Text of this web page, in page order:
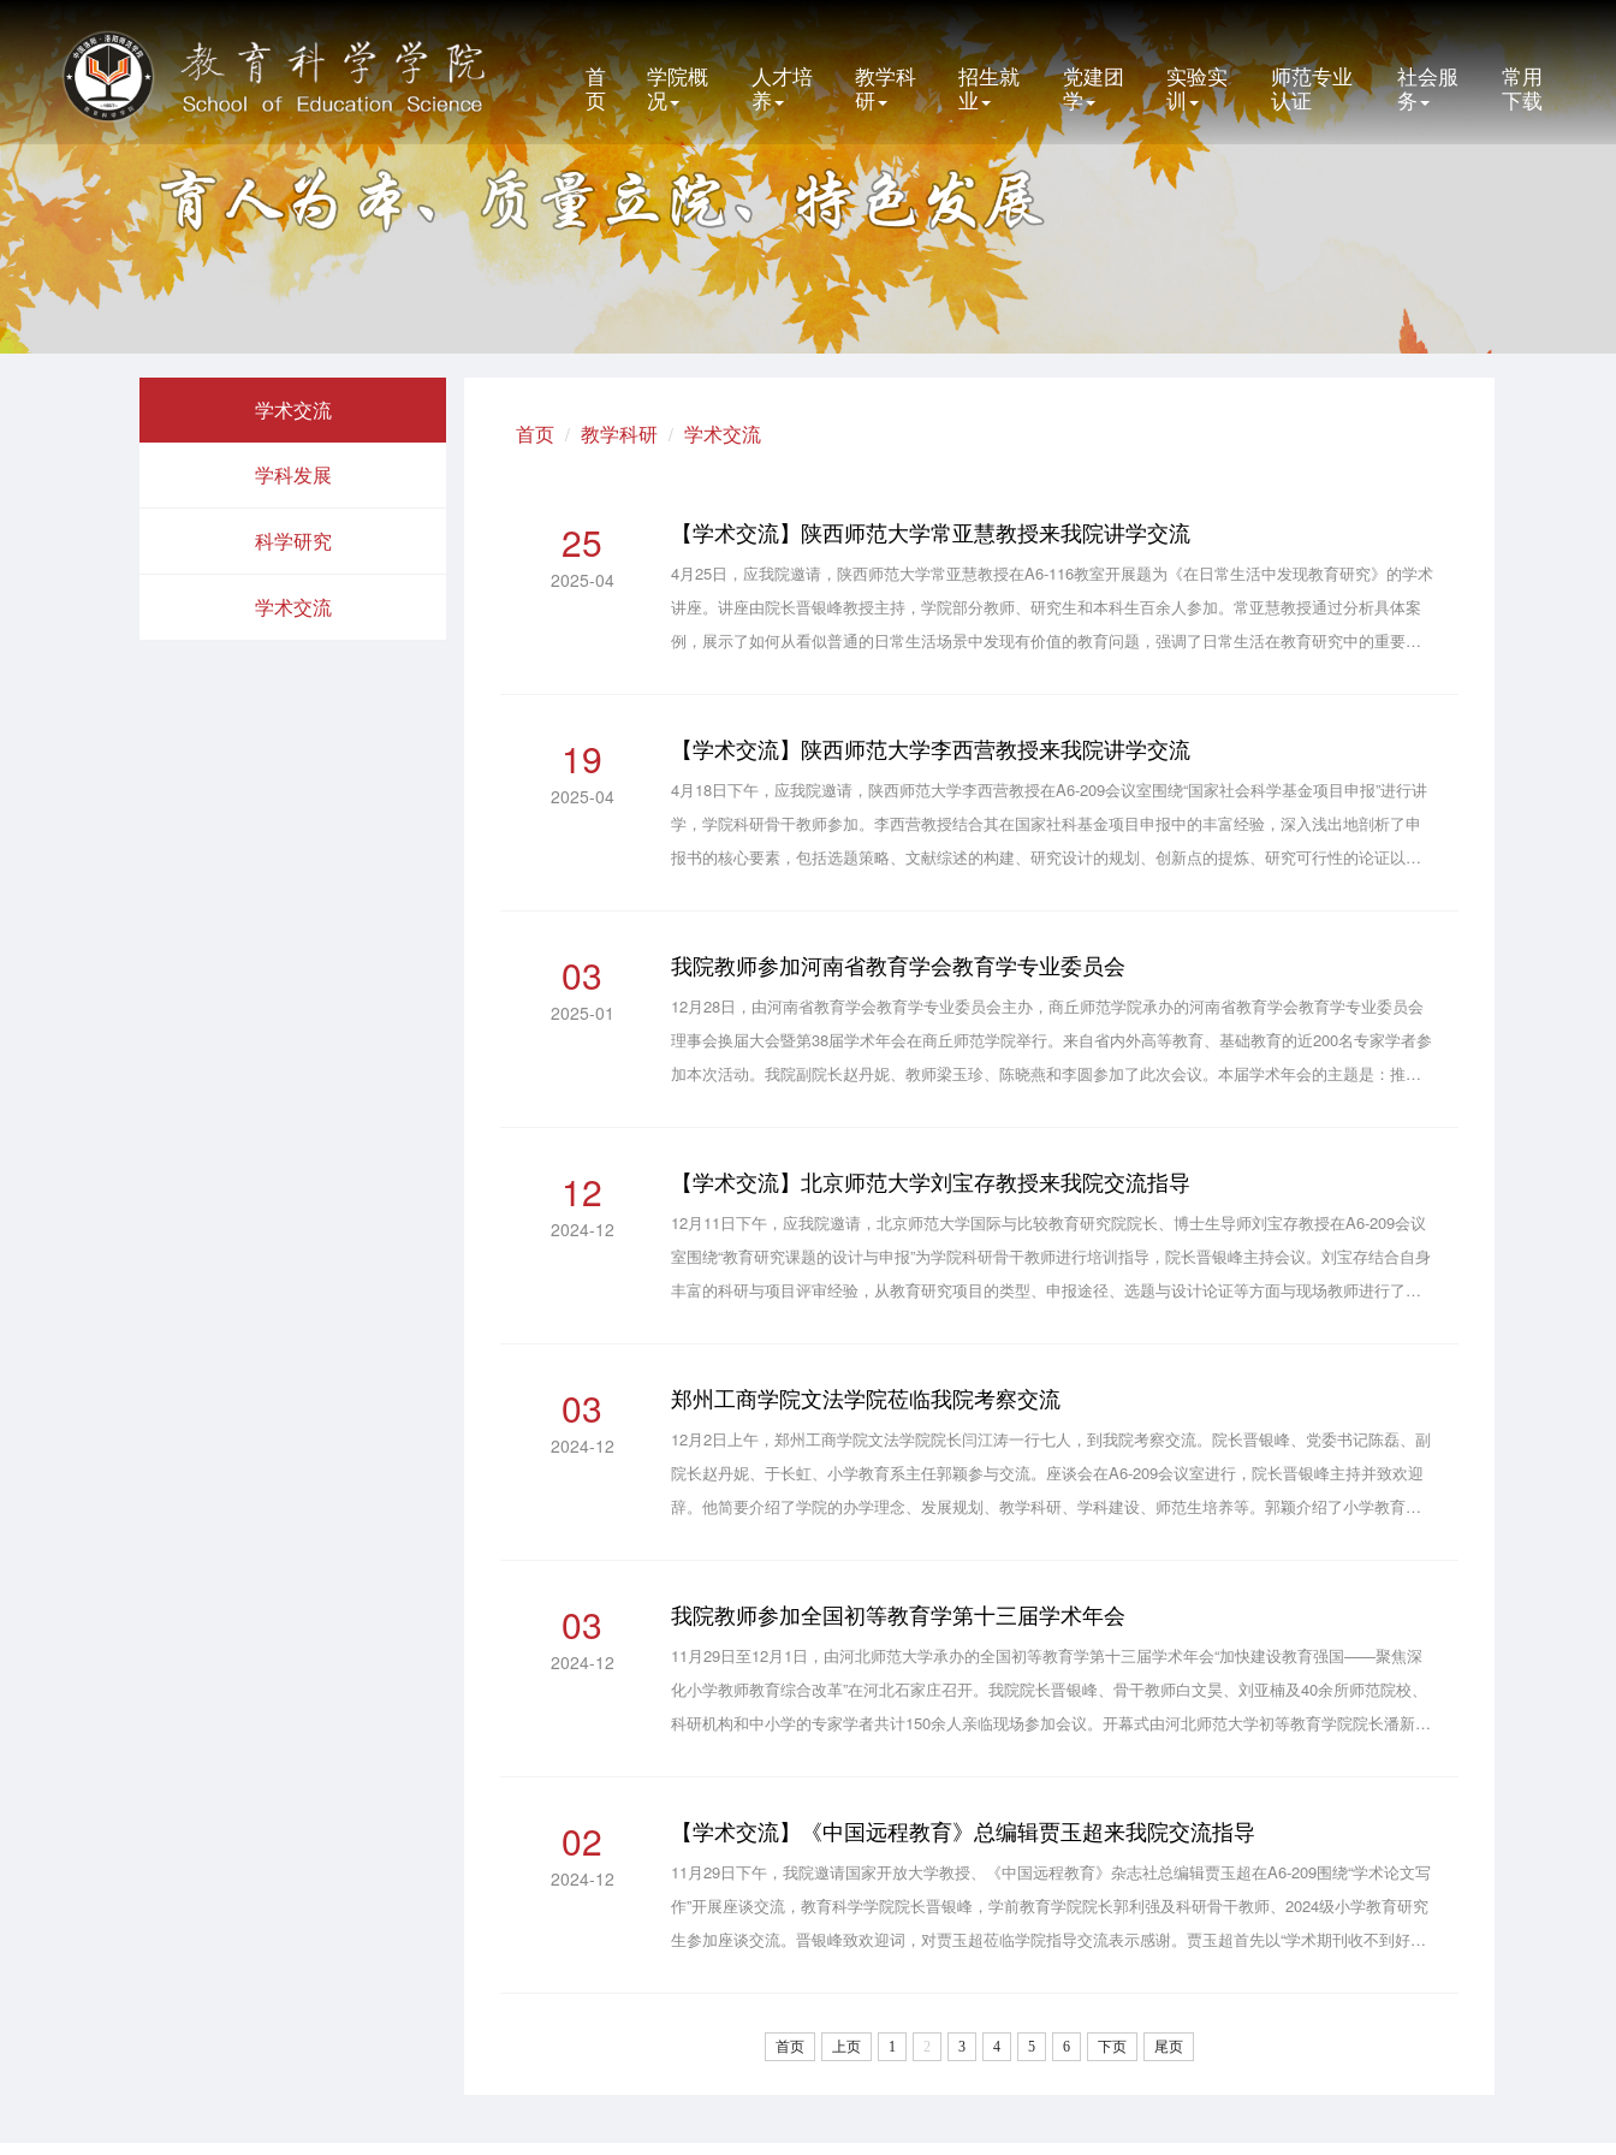
首
页
学院概
况
人才培
养
教学科
研
招生就
业
党建团
学
实验实
训
师范专业
认证
社会服
务
常用
下载
学术交流
学科发展
科学研究
学术交流
首页 教学科研 学术交流
25
2025-04
【学术交流】陕西师范大学常亚慧教授来我院讲学交流
4月25日，应我院邀请，陕西师范大学常亚慧教授在A6-116教室开展题为《在日常生活中发现教育研究》的学术
讲座。讲座由院长晋银峰教授主持，学院部分教师、研究生和本科生百余人参加。常亚慧教授通过分析具体案
例，展示了如何从看似普通的日常生活场景中发现有价值的教育问题，强调了日常生活在教育研究中的重要
19
2025-04
【学术交流】陕西师范大学李西营教授来我院讲学交流
4月18日下午，应我院邀请，陕西师范大学李西营教授在A6-209会议室围绕“国家社会科学基金项目申报”进行讲
学，学院科研骨干教师参加。李西营教授结合其在国家社科基金项目申报中的丰富经验，深入浅出地剖析了申
报书的核心要素，包括选题策略、文献综述的构建、研究设计的规划、创新点的提炼、研究可行性的论证以及
03
2025-01
我院教师参加河南省教育学会教育学专业委员会
12月28日，由河南省教育学会教育学专业委员会主办，商丘师范学院承办的河南省教育学会教育学专业委员会
理事会换届大会暨第38届学术年会在商丘师范学院举行。来自省内外高等教育、基础教育的近200名专家学者参
加本次活动。我院副院长赵丹妮、教师梁玉珍、陈晓燕和李圆参加了此次会议。本届学术年会的主题是：推进
12
2024-12
【学术交流】北京师范大学刘宝存教授来我院交流指导
12月11日下午，应我院邀请，北京师范大学国际与比较教育研究院院长、博士生导师刘宝存教授在A6-209会议
室围绕“教育研究课题的设计与申报”为学院科研骨干教师进行培训指导，院长晋银峰主持会议。刘宝存结合自身
丰富的科研与项目评审经验，从教育研究项目的类型、申报途径、选题与设计论证等方面与现场教师进行了深
03
2024-12
郑州工商学院文法学院莅临我院考察交流
12月2日上午，郑州工商学院文法学院院长闫江涛一行七人，到我院考察交流。院长晋银峰、党委书记陈磊、副
院长赵丹妮、于长虹、小学教育系主任郭颖参与交流。座谈会在A6-209会议室进行，院长晋银峰主持并致欢迎
辞。他简要介绍了学院的办学理念、发展规划、教学科研、学科建设、师范生培养等。郭颖介绍了小学教育专
03
2024-12
我院教师参加全国初等教育学第十三届学术年会
11月29日至12月1日，由河北师范大学承办的全国初等教育学第十三届学术年会“加快建设教育强国——聚焦深
化小学教师教育综合改革”在河北石家庄召开。我院院长晋银峰、骨干教师白文昊、刘亚楠及40余所师范院校、
科研机构和中小学的专家学者共计150余人亲临现场参加会议。开幕式由河北师范大学初等教育学院院长潘新民
02
2024-12
【学术交流】《中国远程教育》总编辑贾玉超来我院交流指导
11月29日下午，我院邀请国家开放大学教授、《中国远程教育》杂志社总编辑贾玉超在A6-209围绕“学术论文写
作”开展座谈交流，教育科学学院院长晋银峰，学前教育学院院长郭利强及科研骨干教师、2024级小学教育研究
生参加座谈交流。晋银峰致欢迎词，对贾玉超莅临学院指导交流表示感谢。贾玉超首先以“学术期刊收不到好的
首页 上页 1 2 3 4 5 6 下页 尾页